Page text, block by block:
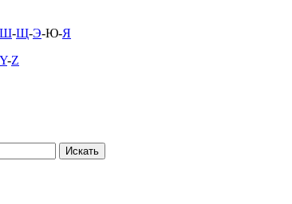
Ш-Щ-Э-Ю-Я
Y-Z